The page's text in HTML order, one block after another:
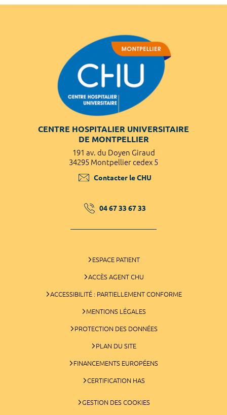
CENTRE HOSPITALIER UNIVERSITAIRE
DE MONTPELLIER
191 av. du Doyen Giraud
34295 Montpellier cedex 5
Contacter le CHU
04 67 33 67 33
ESPACE PATIENT
ACCÈS AGENT CHU
ACCESSIBILITÉ : PARTIELLEMENT CONFORME
MENTIONS LÉGALES
PROTECTION DES DONNÉES
PLAN DU SITE
FINANCEMENTS EUROPÉENS
CERTIFICATION HAS
GESTION DES COOKIES